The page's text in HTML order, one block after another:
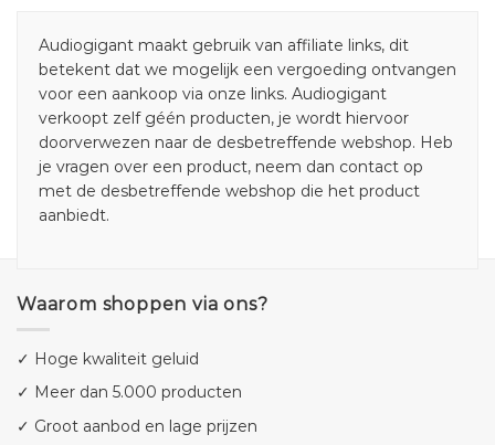
Audiogigant maakt gebruik van affiliate links, dit
betekent dat we mogelijk een vergoeding ontvangen
voor een aankoop via onze links. Audiogigant
verkoopt zelf géén producten, je wordt hiervoor
doorverwezen naar de desbetreffende webshop. Heb
je vragen over een product, neem dan contact op
met de desbetreffende webshop die het product
aanbiedt.
Waarom shoppen via ons?
✓ Hoge kwaliteit geluid
✓ Meer dan 5.000 producten
✓ Groot aanbod en lage prijzen